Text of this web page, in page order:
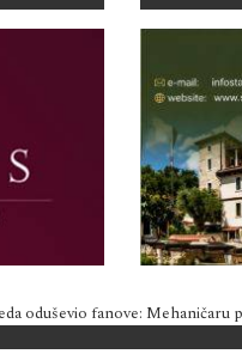
oduševio fanove: